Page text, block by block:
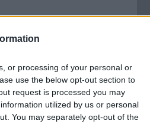
or processing of your personal or
use the below opt-out section to
request is processed you may
utilized by us or personal
You may separately opt-out of the